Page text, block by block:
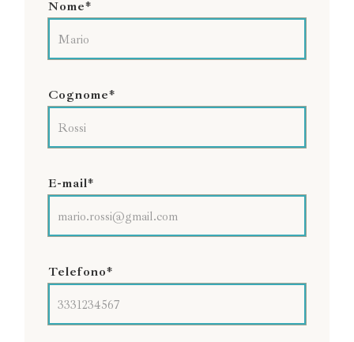
Nome*
Cognome*
E-mail*
Telefono*